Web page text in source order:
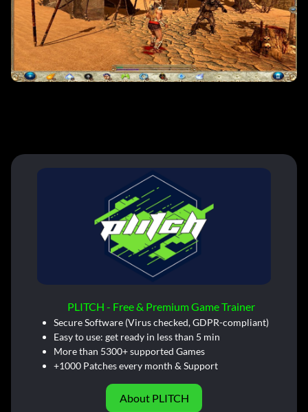
PLITCH - Free & Premium Game Trainer
Secure Software (Virus checked, GDPR-compliant)
Easy to use: get ready in less than 5 min
More than 5300+ supported Games
+1000 Patches every month & Support
About PLITCH